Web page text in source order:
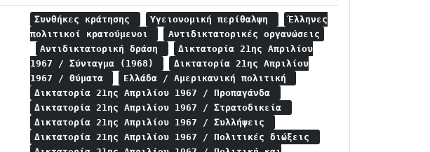
Συνθήκες κράτησης Υγειονομική περίθαλψη
Έλληνες
πολιτικοί κρατούμενοι
Αντιδικτατορικές οργανώσεις
Αντιδικτατορική δράση
Δικτατορία 21ης Απριλίου
1967 / Σύνταγμα (1968)
Δικτατορία 21ης Απριλίου
1967 / Θύματα
Ελλάδα / Αμερικανική πολιτική
Δικτατορία 21ης Απριλίου 1967 / Προπαγάνδα
Δικτατορία 21ης Απριλίου 1967 / Στρατοδικεία
Δικτατορία 21ης Απριλίου 1967 / Συλλήψεις
Δικτατορία 21ης Απριλίου 1967 / Πολιτικές διώξεις